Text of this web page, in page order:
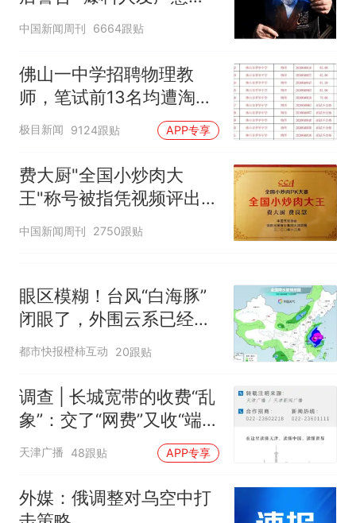
深长
中国新闻周刊 6664跟贴
佛山一中学招聘物理教
师，笔试前13名均遭淘
汰？教育局：已叫停招
聘，成立调查组全面核查
极目新闻 9124跟贴 APP专享
费大厨"全国小炒肉大
王"称号被指凭视频评出
官方回应
中国新闻周刊 2750跟贴
眼区模糊！台风“白海豚”
闭眼了，外围云系已经触
及浙江，浙江、上海等地
位于台风危险半圆
都市快报橙柿互动 20跟贴
调查 | 长城宽带的收费“乱
象”：交了“网费”又收“端口
费”，退费没着落，使用期
可延长到2037年
天津广播 48跟贴 APP专享
外媒：俄调整对乌空中打